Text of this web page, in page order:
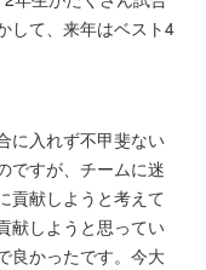
して、来年はベスト4
に入れず不甲斐ない
ですが、チームに迷
貢献しようと考えて
献しようと思ってい
良かったです。今大